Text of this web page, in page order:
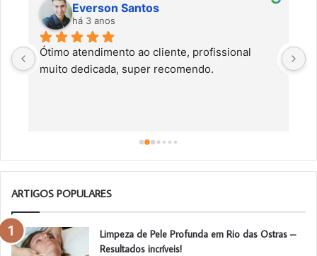
Everson Santos
há 3 anos
Ótimo atendimento ao cliente, profissional
muito dedicada, super recomendo.
ARTIGOS POPULARES
Limpeza de Pele Profunda em Rio das Ostras –
Resultados incríveis!